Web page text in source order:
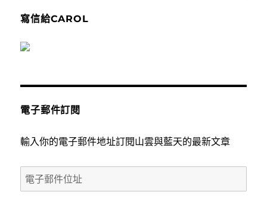
寫信給CAROL
電子郵件訂閱
輸入你的電子郵件地址訂閱山雲與藍天的最新文章
電
子